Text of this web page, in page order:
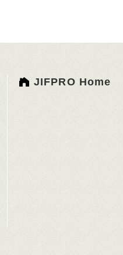
JIFPRO Home